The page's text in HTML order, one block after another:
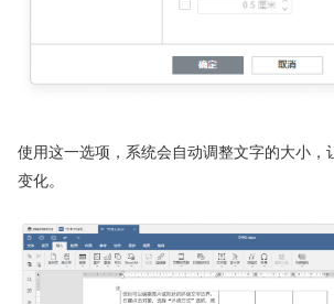
使用这一选项，系统会自动调整文字的大小，
变化。